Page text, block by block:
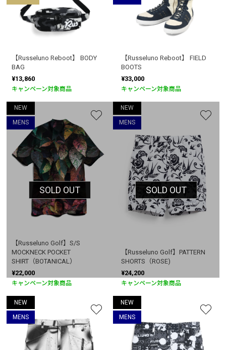
【Russeluno Reboot】 BODY
BAG
¥13,860
キャンペーン対象商品
【Russeluno Reboot】 FIELD
BOOTS
¥33,000
キャンペーン対象商品
NEW
MENS
【Russeluno Golf】S/S
MOCKNECK POCKET
SHIRT（BOTANICAL）
¥22,000
キャンペーン対象商品
SOLD OUT
NEW
MENS
【Russeluno Golf】PATTERN
SHORTS（ROSE)
¥24,200
キャンペーン対象商品
SOLD OUT
NEW
MENS
NEW
MENS